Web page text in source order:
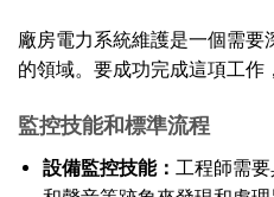
廠房電力系統維護是一個需要
的領域。要成功完成這項工作
監控技能和標準流程
設備監控技能： 工程師需